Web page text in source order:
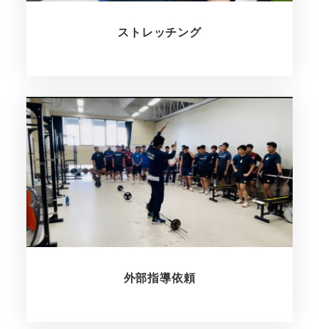
ストレッチング
外部指導依頼